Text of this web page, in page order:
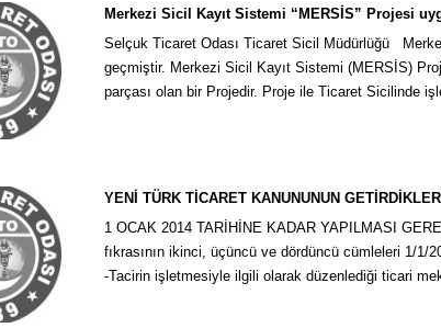
Merkezi Sicil Kayıt Sistemi “MERSİS” Projesi
Selçuk Ticaret Odası Ticaret Sicil Müdürlüğü
geçmiştir. Merkezi Sicil Kayıt Sistemi (MERSİS)
parçası olan bir Projedir. Proje ile Ticaret Sicilinde
YENİ TÜRK TİCARET KANUNUNUN
1 OCAK 2014 TARİHİNE KADAR YAPILMASI
fıkrasının ikinci, üçüncü ve dördüncü cümleleri 1/1/
-Tacirin işletmesiyle ilgili olarak düzenlediği ticari